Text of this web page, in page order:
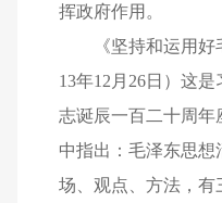
挥政府作用。
《坚持和运用
13年12月26日）这
志诞辰一百二十周年
中指出：毛泽东思
场、观点、方法，